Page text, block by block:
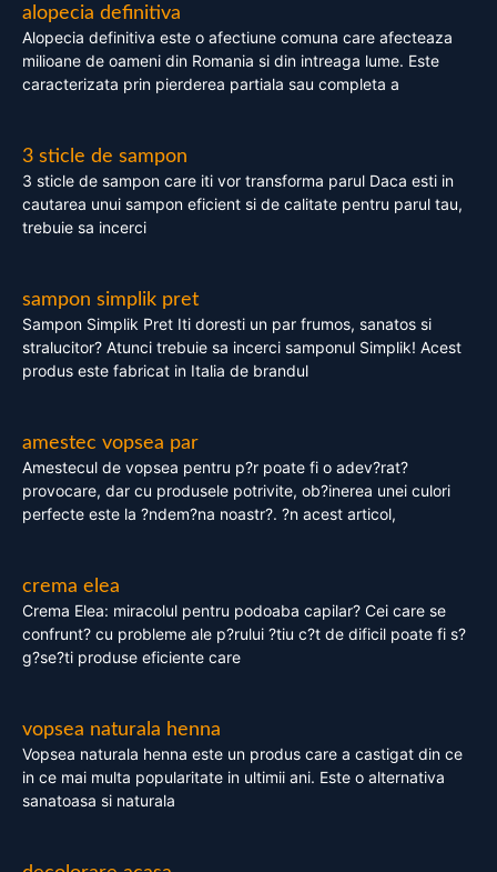
alopecia definitiva
Alopecia definitiva este o afectiune comuna care afecteaza
milioane de oameni din Romania si din intreaga lume. Este
caracterizata prin pierderea partiala sau completa a
3 sticle de sampon
3 sticle de sampon care iti vor transforma parul Daca esti in
cautarea unui sampon eficient si de calitate pentru parul tau,
trebuie sa incerci
sampon simplik pret
Sampon Simplik Pret Iti doresti un par frumos, sanatos si
stralucitor? Atunci trebuie sa incerci samponul Simplik! Acest
produs este fabricat in Italia de brandul
amestec vopsea par
Amestecul de vopsea pentru p?r poate fi o adev?rat?
provocare, dar cu produsele potrivite, ob?inerea unei culori
perfecte este la ?ndem?na noastr?. ?n acest articol,
crema elea
Crema Elea: miracolul pentru podoaba capilar? Cei care se
confrunt? cu probleme ale p?rului ?tiu c?t de dificil poate fi s?
g?se?ti produse eficiente care
vopsea naturala henna
Vopsea naturala henna este un produs care a castigat din ce
in ce mai multa popularitate in ultimii ani. Este o alternativa
sanatoasa si naturala